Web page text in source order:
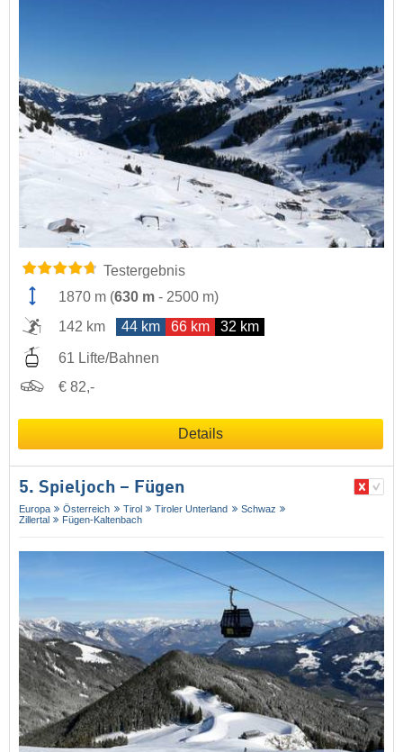
Testergebnis
1870 m (630 m - 2500 m)
142 km
44 km 66 km 32 km
61 Lifte/Bahnen
€ 82,-
Details
5. Spieljoch – Fügen
Europa Österreich Tirol Tiroler Unterland
Schwaz
Zillertal
Fügen-Kaltenbach